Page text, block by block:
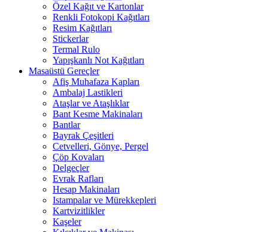
Özel Kağıt ve Kartonlar
Renkli Fotokopi Kağıtları
Resim Kağıtları
Stickerlar
Termal Rulo
Yapışkanlı Not Kağıtları
Masaüstü Gereçler
Afiş Muhafaza Kapları
Ambalaj Lastikleri
Ataşlar ve Ataşlıklar
Bant Kesme Makinaları
Bantlar
Bayrak Çeşitleri
Cetvelleri, Gönye, Pergel
Çöp Kovaları
Delgeçler
Evrak Rafları
Hesap Makinaları
Istampalar ve Mürekkepleri
Kartvizitlikler
Kaşeler